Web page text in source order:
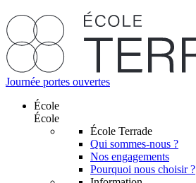
Journée portes ouvertes
École
École
École Terrade
Qui sommes-nous ?
Nos engagements
Pourquoi nous choisir ?